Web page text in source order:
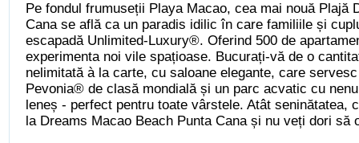
Pe fondul frumuseții Playa Macao, cea mai nouă Plajă
Cana se află ca un paradis idilic în care familiile și
escapadă Unlimited-Luxury®. Oferind 500 de
experimenta noi vile spațioase. Bucurați-vă de o
nelimitată à la carte, cu saloane elegante, care
Pevonia® de clasă mondială și un parc acvatic cu
leneș - perfect pentru toate vârstele. Atât seninătatea,
la Dreams Macao Beach Punta Cana și nu veți dori să